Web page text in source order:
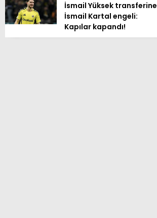
İsmail Yüksek transferine
İsmail Kartal engeli:
Kapılar kapandı!